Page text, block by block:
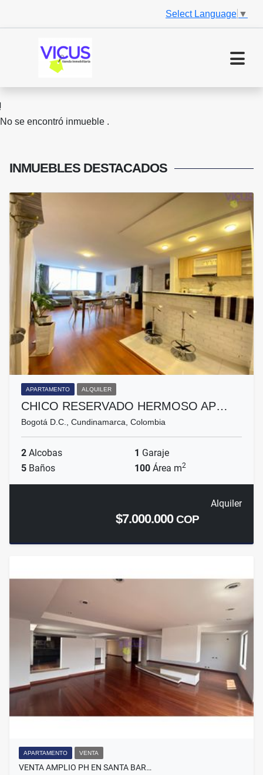
Select Language ▼
No se encontró inmueble .
INMUEBLES DESTACADOS
APARTAMENTO ALQUILER
CHICO RESERVADO HERMOSO AP…
Bogotá D.C., Cundinamarca, Colombia
2 Alcobas 1 Garaje
5 Baños 100 Área m2
Alquiler
$7.000.000COP
APARTAMENTO VENTA
VENTA AMPLIO PH EN SANTA BAR…